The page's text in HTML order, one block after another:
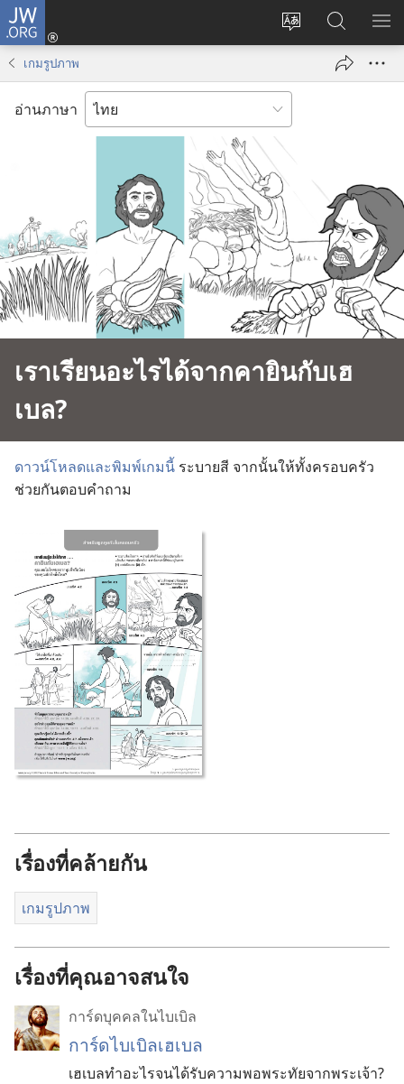
JW.ORG
เปลี่ยน
เข้า
(เปิด
ใหม่)
ค้นหา
ใน
JW.ORG
แส
เกมรูปภาพ
อ่านภาษา
เราเรียนอะไรได้จากคายินกับเฮ
เบล?
ดาวน์​โหลด​และ​พิมพ์​เกม​นี้ ระบาย​สี จาก​นั้น​ให้​ทั้ง​ครอบครัว​
ช่วย​กัน​ตอบ​คำ​ถาม
เรื่องที่คล้ายกัน
เกมรูปภาพ
เรื่องที่คุณอาจสนใจ
การ์ดบุคคลในไบเบิล
การ์ดไบเบิลเฮเบล
เฮเบลทำอะไรจนได้รับความพอพระทัยจากพระเจ้า?